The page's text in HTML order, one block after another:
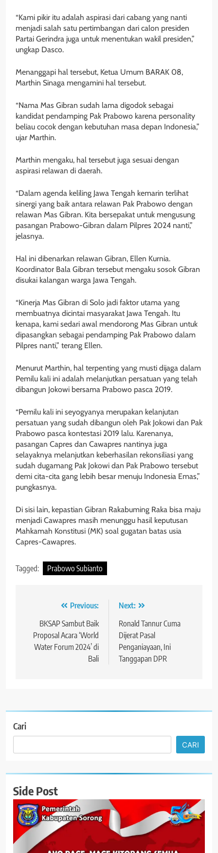
“Kami pikir itu adalah aspirasi dari cabang yang nanti
menjadi salah satu pertimbangan dari calon presiden
Partai Gerindra juga untuk menentukan wakil presiden,”
ungkap Dasco.
Menanggapi hal tersebut, Ketua Umum BARAK 08,
Marthin Sinaga mengamini hal tersebut.
“Nama Mas Gibran sudah lama digodok sebagai
kandidat pendamping Pak Prabowo karena personality
beliau cocok dengan kebutuhan masa depan Indonesia,”
ujar Marthin.
Marthin mengaku, hal tersebut juga sesuai dengan
aspirasi relawan di daerah.
“Dalam agenda keliling Jawa Tengah kemarin terlihat
sinergi yang baik antara relawan Pak Prabowo dengan
relawan Mas Gibran. Kita bersepakat untuk mengusung
pasangan Prabowo-Gibran dalam Pilpres 2024 nanti,”
jelasnya.
Hal ini dibenarkan relawan Gibran, Ellen Kurnia.
Koordinator Bala Gibran tersebut mengaku sosok Gibran
disukai kalangan warga Jawa Tengah.
“Kinerja Mas Gibran di Solo jadi faktor utama yang
membuatnya dicintai masyarakat Jawa Tengah. Itu
kenapa, kami sedari awal mendorong Mas Gibran untuk
dipasangkan sebagai pendamping Pak Prabowo dalam
Pilpres nanti,” terang Ellen.
Menurut Marthin, hal terpenting yang musti dijaga dalam
Pemilu kali ini adalah melanjutkan persatuan yang telah
dibangun Jokowi bersama Prabowo pasca 2019.
“Pemilu kali ini seyogyanya merupakan kelanjutan
persatuan yang sudah dibangun oleh Pak Jokowi dan Pak
Prabowo pasca kontestasi 2019 lalu. Karenanya,
pasangan Capres dan Cawapres nantinya juga
selayaknya melanjutkan keberhasilan rekonsiliasi yang
sudah dugamang Pak Jokowi dan Pak Prabowo tersebut
demi cita-cita gang lebih besar menuju Indonesia Emas,”
pungkasnya.
Di sisi lain, kepastian Gibran Rakabuming Raka bisa maju
menjadi Cawapres masih menunggu hasil keputusan
Mahkamah Konstitusi (MK) soal gugatan batas usia
Capres-Cawapres.
Tagged: Prabowo Subianto
Navigasi
pos
Previous:
BKSAP Sambut Baik
Proposal Acara ‘World
Water Forum 2024’ di
Bali
Next:
Ronald Tannur Cuma
Dijerat Pasal
Penganiayaan, Ini
Tanggapan DPR
Cari
CARI
Side Post